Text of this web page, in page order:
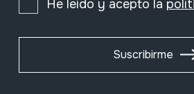
He leído y acepto la
Suscribirme